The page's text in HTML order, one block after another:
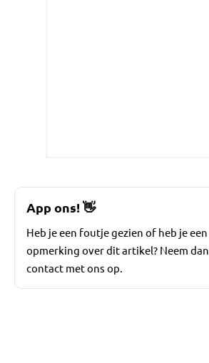
App ons!👋
Heb je een foutje gezien of heb je een
opmerking over dit artikel? Neem dan
contact met ons op.